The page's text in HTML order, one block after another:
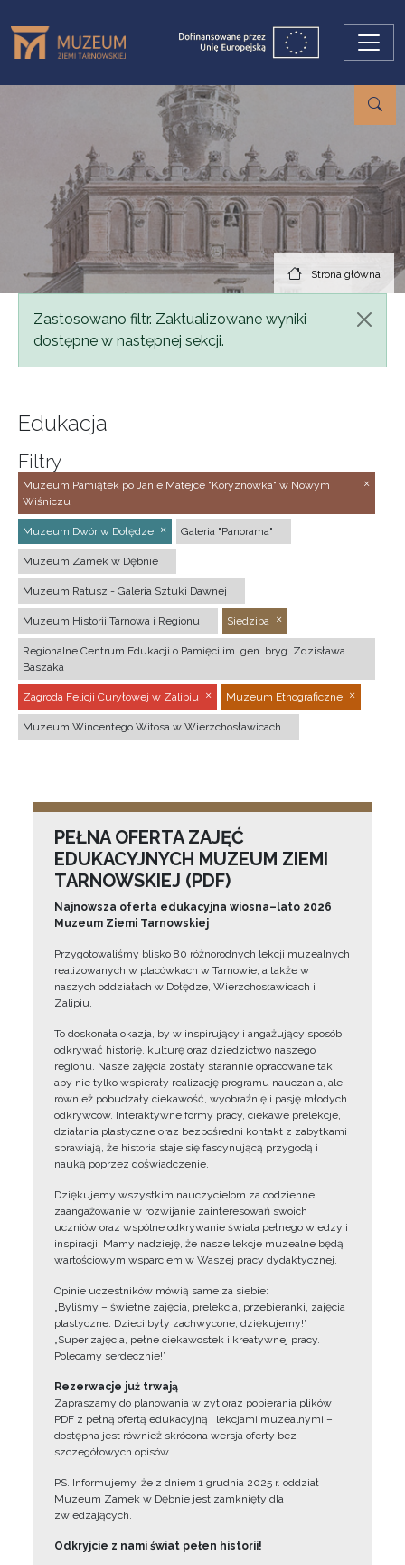
Strona główna
Komunikat
Zastosowano filtr. Zaktualizowane wyniki
dostępne w następnej sekcji.
Edukacja
Filtry
Muzeum Pamiątek po Janie Matejce "Koryznówka" w Nowym
Wiśniczu
Muzeum Dwór w Dołędze Galeria "Panorama"
Muzeum Zamek w Dębnie
Muzeum Ratusz - Galeria Sztuki Dawnej
Muzeum Historii Tarnowa i Regionu Siedziba
Regionalne Centrum Edukacji o Pamięci im. gen. bryg. Zdzisława
Baszaka
Zagroda Felicji Curyłowej w Zalipiu Muzeum Etnograficzne
Muzeum Wincentego Witosa w Wierzchosławicach
PEŁNA OFERTA ZAJĘĆ
EDUKACYJNYCH MUZEUM ZIEMI
TARNOWSKIEJ (PDF)
Najnowsza oferta edukacyjna wiosna–lato 2026
Muzeum Ziemi Tarnowskiej
Przygotowaliśmy blisko 80 różnorodnych lekcji muzealnych
realizowanych w placówkach w Tarnowie, a także w
naszych oddziałach w Dołędze, Wierzchosławicach i
Zalipiu.
To doskonała okazja, by w inspirujący i angażujący sposób
odkrywać historię, kulturę oraz dziedzictwo naszego
regionu. Nasze zajęcia zostały starannie opracowane tak,
aby nie tylko wspierały realizację programu nauczania, ale
również pobudzały ciekawość, wyobraźnię i pasję młodych
odkrywców. Interaktywne formy pracy, ciekawe prelekcje,
działania plastyczne oraz bezpośredni kontakt z zabytkami
sprawiają, że historia staje się fascynującą przygodą i
nauką poprzez doświadczenie.
Dziękujemy wszystkim nauczycielom za codzienne
zaangażowanie w rozwijanie zainteresowań swoich
uczniów oraz wspólne odkrywanie świata pełnego wiedzy i
inspiracji. Mamy nadzieję, że nasze lekcje muzealne będą
wartościowym wsparciem w Waszej pracy dydaktycznej.
Opinie uczestników mówią same za siebie:
„Byliśmy – świetne zajęcia, prelekcja, przebieranki, zajęcia
plastyczne. Dzieci były zachwycone, dziękujemy!”
„Super zajęcia, pełne ciekawostek i kreatywnej pracy.
Polecamy serdecznie!”
Rezerwacje już trwają
Zapraszamy do planowania wizyt oraz pobierania plików
PDF z pełną ofertą edukacyjną i lekcjami muzealnymi –
dostępna jest również skrócona wersja oferty bez
szczegółowych opisów.
PS. Informujemy, że z dniem 1 grudnia 2025 r. oddział
Muzeum Zamek w Dębnie jest zamknięty dla
zwiedzających.
Odkryjcie z nami świat pełen historii!